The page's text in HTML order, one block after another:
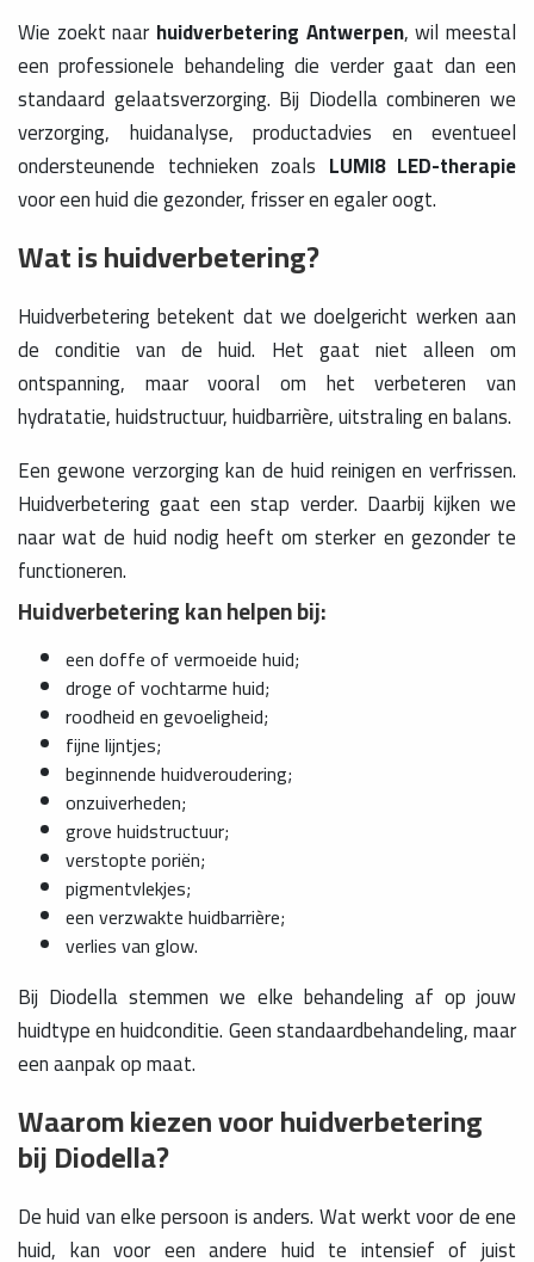
Wie zoekt naarhuidverbetering Antwerpen, wil meestal
een professionele behandeling die verder gaat dan een
standaard gelaatsverzorging. Bij Diodella combineren we
verzorging, huidanalyse, productadvies en eventueel
ondersteunende technieken zoals LUMI8 LED-therapie
voor een huid die gezonder, frisser en egaler oogt.
Wat is huidverbetering?
Huidverbetering betekent dat we doelgericht werken aan
de conditie van de huid. Het gaat niet alleen om
ontspanning, maar vooral om het verbeteren van
hydratatie, huidstructuur, huidbarrière, uitstraling en balans.
Een gewone verzorging kan de huid reinigen en verfrissen.
Huidverbetering gaat een stap verder. Daarbij kijken we
naar wat de huid nodig heeft om sterker en gezonder te
functioneren.
Huidverbetering kan helpen bij:
een doffe of vermoeide huid;
droge of vochtarme huid;
roodheid en gevoeligheid;
fijne lijntjes;
beginnende huidveroudering;
onzuiverheden;
grove huidstructuur;
verstopte poriën;
pigmentvlekjes;
een verzwakte huidbarrière;
verlies van glow.
Bij Diodella stemmen we elke behandeling af op jouw
huidtype en huidconditie. Geen standaardbehandeling, maar
een aanpak op maat.
Waarom kiezen voor huidverbetering
bij Diodella?
De huid van elke persoon is anders. Wat werkt voor de ene
huid, kan voor een andere huid te intensief of juist